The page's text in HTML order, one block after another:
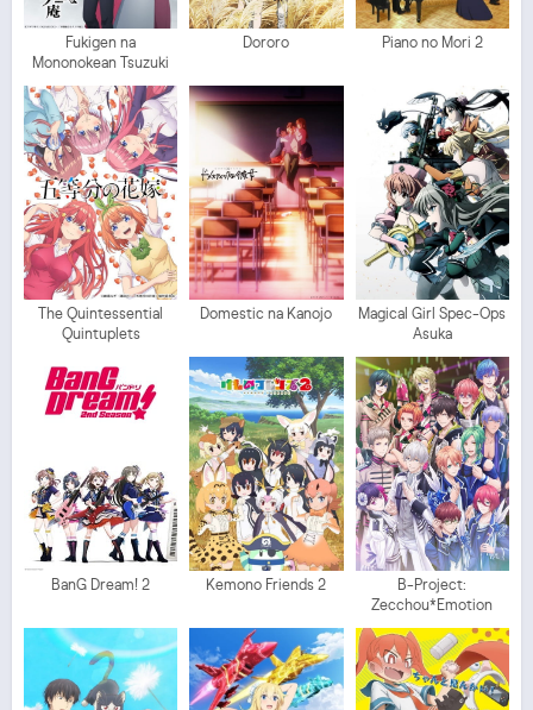
Fukigen na
Mononokean Tsuzuki
Dororo Piano no Mori 2
The Quintessential
Quintuplets
Domestic na Kanojo
Magical Girl Spec-Ops
Asuka
BanG Dream! 2 Kemono Friends 2
B-Project:
Zecchou*Emotion